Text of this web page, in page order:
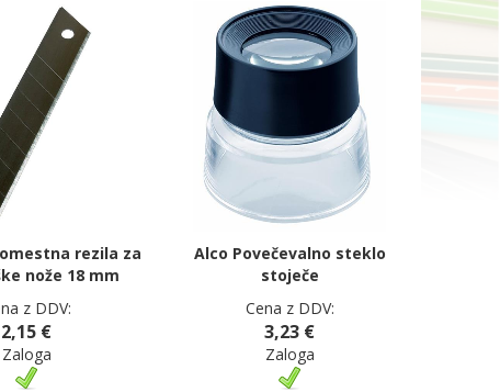
rezila za
nože 18 mm
z DDV:
2,15 €
Zaloga
Alco Povečevalno steklo
stoječe
Cena z DDV:
3,23 €
Zaloga